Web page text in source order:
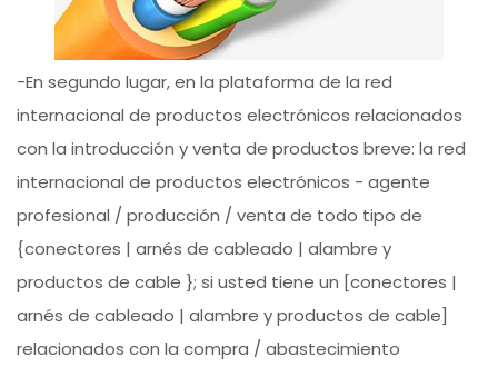
-En segundo lugar, en la plataforma de la red
internacional de productos electrónicos relacionados
con la introducción y venta de productos breve: la red
internacional de productos electrónicos - agente
profesional / producción / venta de todo tipo de
{conectores | arnés de cableado | alambre y
productos de cable }; si usted tiene un [conectores |
arnés de cableado | alambre y productos de cable]
relacionados con la compra / abastecimiento